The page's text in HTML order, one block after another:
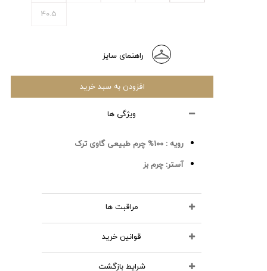
40.5
راهنمای سایز
افزودن به سبد خرید
ویژگی ها
رویه : 100% چرم طبیعی گاوی ترک
آستر: چرم بز
مراقبت ها
محصولات چرمی را نشویید
از مواد شوینده استفاده نکنید
قوانین خرید
تمامی کالاهای انتخابی در سبد خرید
شرایط بازگشت